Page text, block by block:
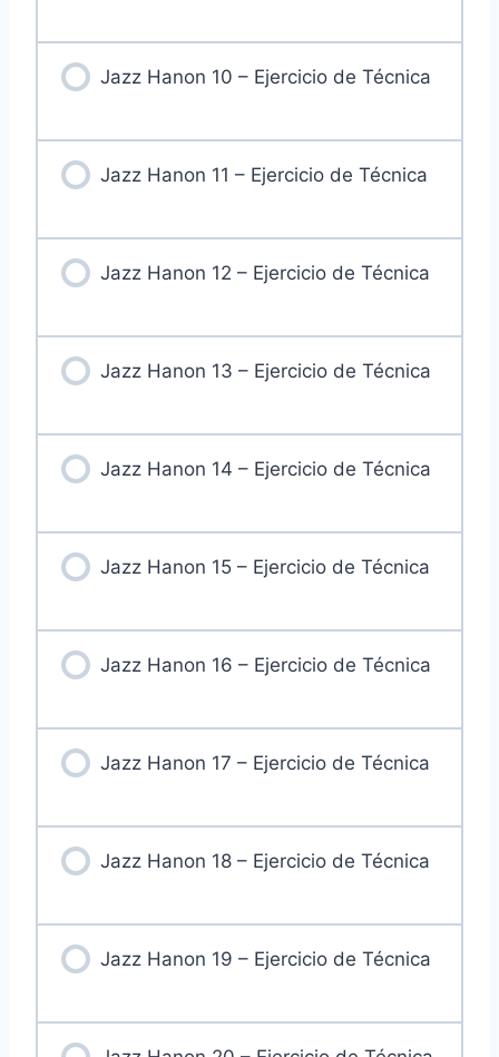
Jazz Hanon 10 – Ejercicio de Técnica
Jazz Hanon 11 – Ejercicio de Técnica
Jazz Hanon 12 – Ejercicio de Técnica
Jazz Hanon 13 – Ejercicio de Técnica
Jazz Hanon 14 – Ejercicio de Técnica
Jazz Hanon 15 – Ejercicio de Técnica
Jazz Hanon 16 – Ejercicio de Técnica
Jazz Hanon 17 – Ejercicio de Técnica
Jazz Hanon 18 – Ejercicio de Técnica
Jazz Hanon 19 – Ejercicio de Técnica